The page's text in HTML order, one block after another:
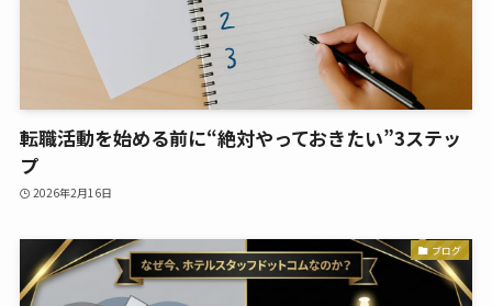
転職活動を始める前に“絶対やっておきたい”3ステッ
プ
2026年2月16日
ブログ